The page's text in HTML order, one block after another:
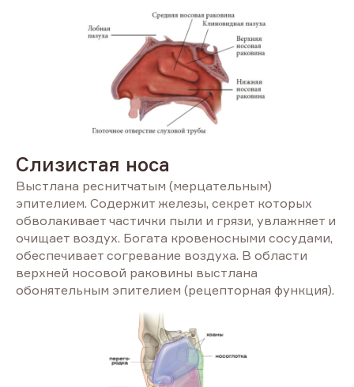
Слизистая носа
Выстлана реснитчатым (мерцательным)
эпителием. Содержит железы, секрет которых
обволакивает частички пыли и грязи, увлажняет и
очищает воздух. Богата кровеносными сосудами,
обеспечивает согревание воздуха. В области
верхней носовой раковины выстлана
обонятельным эпителием (рецепторная функция).